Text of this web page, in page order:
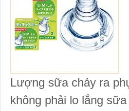
Lượng sữa chảy ra
không phải lo lắng